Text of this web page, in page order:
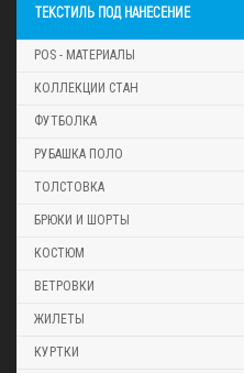
ТЕКСТИЛЬ ПОД НАНЕСЕНИЕ
POS - МАТЕРИАЛЫ
КОЛЛЕКЦИИ СТАН
ФУТБОЛКА
РУБАШКА ПОЛО
ТОЛСТОВКА
БРЮКИ И ШОРТЫ
КОСТЮМ
ВЕТРОВКИ
ЖИЛЕТЫ
КУРТКИ